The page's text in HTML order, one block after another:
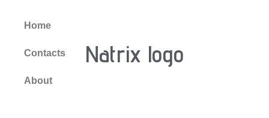
Home
Contacts
About
Natrix logo